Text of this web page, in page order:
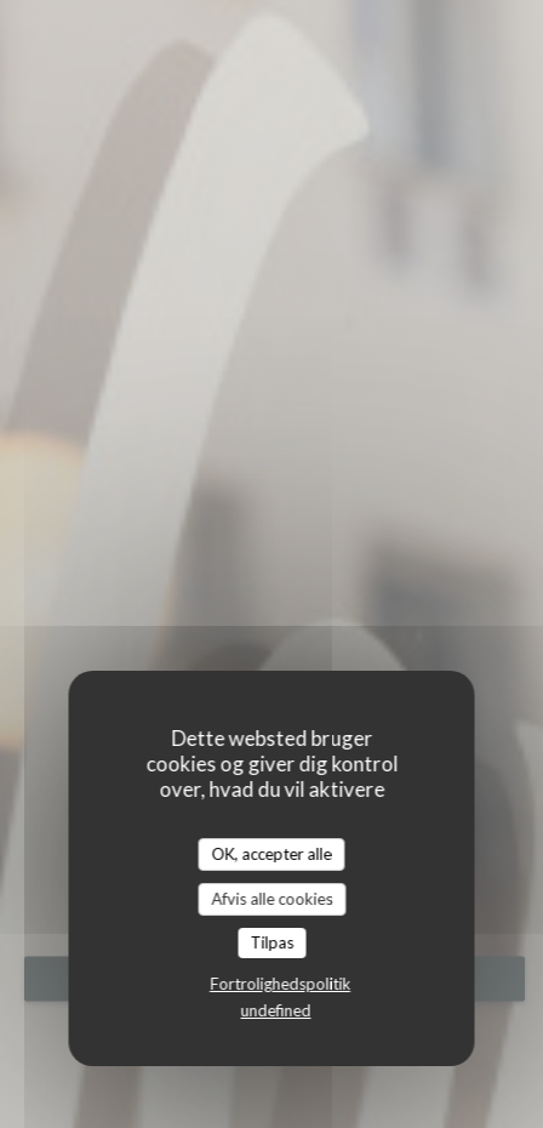
Dette websted bruger
cookies og giver dig kontrol
over, hvad du vil aktivere
OK, accepter alle
Afvis alle cookies
Tilpas
Fortrolighedspolitik
undefined
LE JOURDAIN
LE JOURDAIN
|PARIS 20
BOOK ET BORD